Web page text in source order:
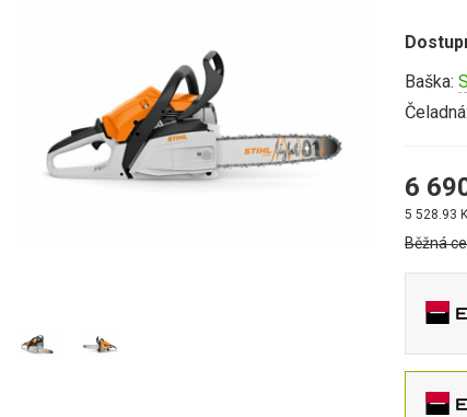
Baška:
Čeladná:
6
5 528.93
Běžná